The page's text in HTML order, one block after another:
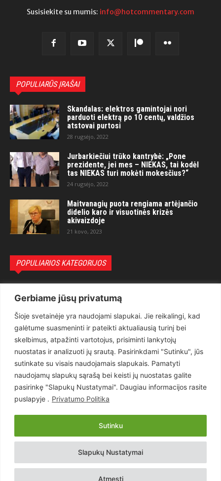
Gerbiame jūsų privatumą
Šioje svetainėje yra naudojami slapukai. Jie reikalingi, kad
galėtume suasmeninti ir pateikti aktualiausią turinį bei
skelbimus, atpažinti vartotojus, prisiminti lankytojų
nuostatas ir analizuoti jų srautą. Pasirinkdami "Sutinku", jūs
sutinkate su visais naudojamais slapukais. Pamatyti
naudojamų slapukų sąrašą bei keisti jų nuostatas galite
pasirinkę "Slapukų Nustatymai". Daugiau informacijos rasite
puslapyje . Privatumo Politika
Slapukų Nustatymai
Atmesti
Sutinku
Susisiekite su mumis: info@hotcommentary.com
POPULIARŪS ĮRAŠAI
Skandalas: elektros gamintojai nori
parduoti elektrą po 10 centų, valdžios
atstovai purtosi
28 rugsėjo, 2022
Jurbarkiečiui trūko kantrybė: „Pone
prezidente, jei mes – NIEKAS, tai kodėl
tas NIEKAS turi mokėti mokesčius?“
24 rugsėjo, 2022
Maitvanagių puota rengiama artėjančio
didelio karo ir visuotinės krizės
akivaizdoje
21 kovo, 2023
POPULIARIOS KATEGORIJOS
Teisėsauga
1497
Aktualu
Lietuva
619
Pasaulis
Статьи на русском
Articles in english
Copyright © 2026 UAB „Goruva“. Visos teisės saugomos.
Kontaktai Prenumerata Privatumo Politika Naudojimosi Taisyklės